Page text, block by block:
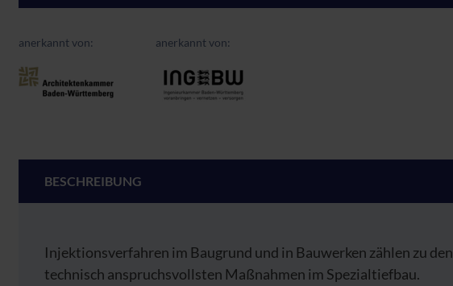
anerkannt von: anerkannt von:
BESCHREIBUNG
Injektionsverfahren im Baugrund und in Bauwerken zählen zu den
technisch anspruchsvollsten Maßnahmen im Spezialtiefbau.